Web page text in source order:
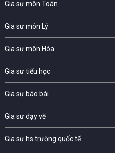
Gia sư môn Toán
Gia sư môn Lý
Gia sư môn Hóa
Gia sư tiểu học
Gia sư báo bài
Gia sư dạy vẽ
Gia sư hs trường quốc tế